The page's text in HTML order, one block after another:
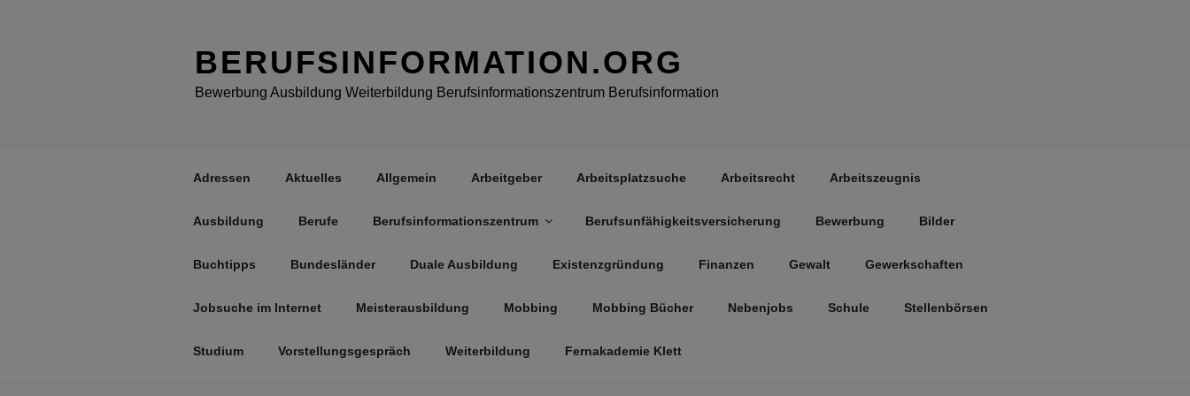
BERUFSINFORMATION.ORG
Bewerbung Ausbildung Weiterbildung Berufsinformationszentrum Berufsinformation
Adressen Aktuelles Allgemein Arbeitgeber Arbeitsplatzsuche Arbeitsrecht Arbeitszeugnis
Ausbildung Berufe Berufsinformationszentrum Berufsunfähigkeitsversicherung Bewerbung Bilder
Buchtipps Bundesländer Duale Ausbildung Existenzgründung Finanzen Gewalt Gewerkschaften
Jobsuche im Internet Meisterausbildung Mobbing Mobbing Bücher Nebenjobs Schule Stellenbörsen
Studium Vorstellungsgespräch Weiterbildung Fernakademie Klett